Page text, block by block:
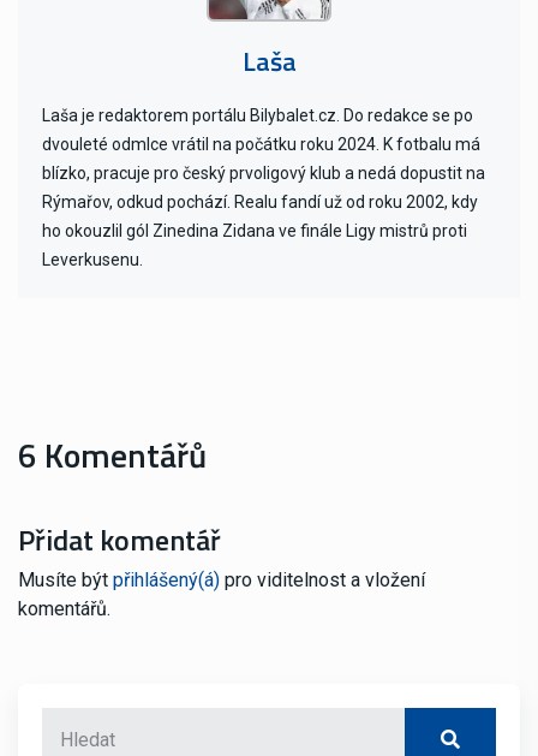
Laša
Laša je redaktorem portálu Bilybalet.cz. Do redakce se po
dvouleté odmlce vrátil na počátku roku 2024. K fotbalu má
blízko, pracuje pro český prvoligový klub a nedá dopustit na
Rýmařov, odkud pochází. Realu fandí už od roku 2002, kdy
ho okouzlil gól Zinedina Zidana ve finále Ligy mistrů proti
Leverkusenu.
6 Komentářů
Přidat komentář
Musíte být přihlášený(á) pro viditelnost a vložení
komentářů.